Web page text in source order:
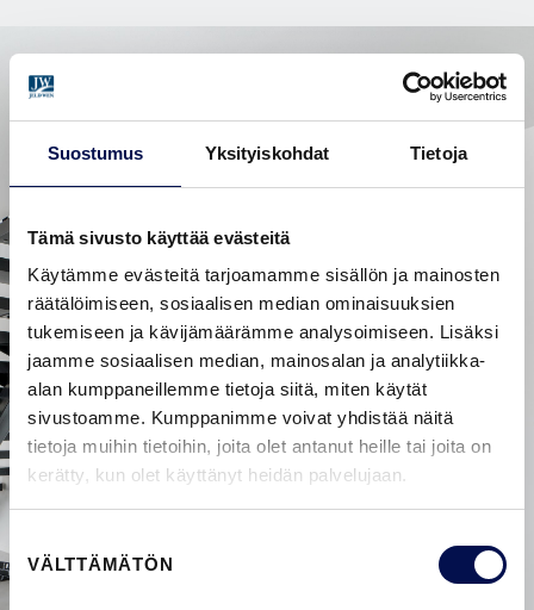
Suostumus Yksityiskohdat Tietoja
Tämä sivusto käyttää evästeitä
Käytämme evästeitä tarjoamamme sisällön ja mainosten
räätälöimiseen, sosiaalisen median ominaisuuksien
tukemiseen ja kävijämäärämme analysoimiseen. Lisäksi
jaamme sosiaalisen median, mainosalan ja analytiikka-
alan kumppaneillemme tietoja siitä, miten käytät
sivustoamme. Kumppanimme voivat yhdistää näitä
tietoja muihin tietoihin, joita olet antanut heille tai joita on
kerätty, kun olet käyttänyt heidän palvelujaan.
valinta
VÄLTTÄMÄTÖN